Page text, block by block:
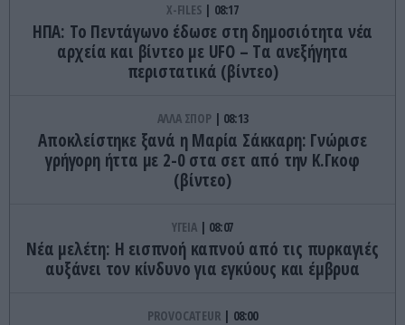
X-FILES 08:17
HΠΑ: Το Πεντάγωνο έδωσε στη δημοσιότητα νέα
αρχεία και βίντεο με UFO – Tα ανεξήγητα
περιστατικά (βίντεο)
ΑΛΛΑ ΣΠΟΡ 08:13
Αποκλείστηκε ξανά η Μαρία Σάκκαρη: Γνώρισε
γρήγορη ήττα με 2-0 στα σετ από την Κ.Γκοφ
(βίντεο)
ΥΓΕΙΑ 08:07
Νέα μελέτη: Η εισπνοή καπνού από τις πυρκαγιές
αυξάνει τον κίνδυνο για εγκύους και έμβρυα
PROVOCATEUR 08:00